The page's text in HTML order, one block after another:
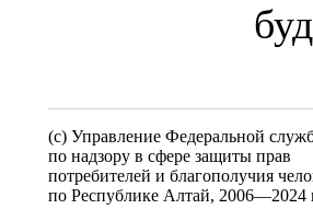
(c) Управление Федеральной
по надзору в сфере защиты прав
потребителей и благополучия
по Республике Алтай, 2006—2024